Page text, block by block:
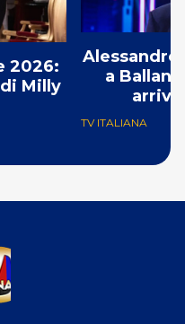
2026:
Milly
Alessandro
a
TV ITALIANA